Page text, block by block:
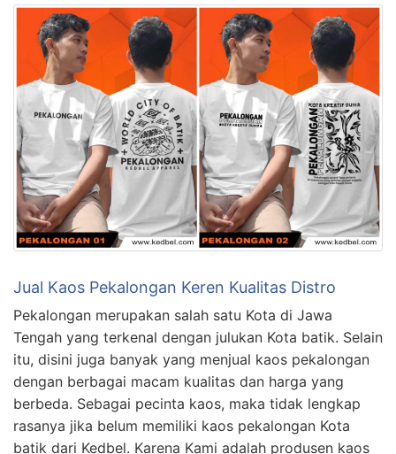
Jual Kaos Pekalongan Keren Kualitas Distro
Pekalongan merupakan salah satu Kota di Jawa
Tengah yang terkenal dengan julukan Kota batik. Selain
itu, disini juga banyak yang menjual kaos pekalongan
dengan berbagai macam kualitas dan harga yang
berbeda. Sebagai pecinta kaos, maka tidak lengkap
rasanya jika belum memiliki kaos pekalongan Kota
batik dari Kedbel. Karena Kami adalah produsen kaos